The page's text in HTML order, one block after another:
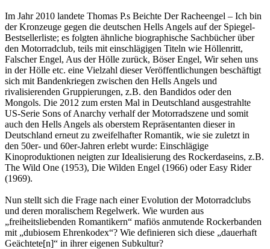
Im Jahr 2010 landete Thomas P.s Beichte Der Racheengel – Ich bin
der Kronzeuge gegen die deutschen Hells Angels auf der Spiegel-
Bestsellerliste; es folgten ähnliche biographische Sachbücher über
den Motorradclub, teils mit einschlägigen Titeln wie Höllenritt,
Falscher Engel, Aus der Hölle zurück, Böser Engel, Wir sehen uns
in der Hölle etc. eine Vielzahl dieser Veröffentlichungen beschäftigt
sich mit Bandenkriegen zwischen den Hells Angels und
rivalisierenden Gruppierungen, z.B. den Bandidos oder den
Mongols. Die 2012 zum ersten Mal in Deutschland ausgestrahlte
US-Serie Sons of Anarchy verhalf der Motorradszene und somit
auch den Hells Angels als oberstem Repräsentanten dieser in
Deutschland erneut zu zweifelhafter Romantik, wie sie zuletzt in
den 50er- und 60er-Jahren erlebt wurde: Einschlägige
Kinoproduktionen neigten zur Idealisierung des Rockerdaseins, z.B.
The Wild One (1953), Die Wilden Engel (1966) oder Easy Rider
(1969).
Nun stellt sich die Frage nach einer Evolution der Motorradclubs
und deren moralischem Regelwerk. Wie wurden aus
„freiheitsliebenden Romantikern“ mafiös anmutende Rockerbanden
mit „dubiosem Ehrenkodex“? Wie definieren sich diese „dauerhaft
Geächtete[n]“ in ihrer eigenen Subkultur?